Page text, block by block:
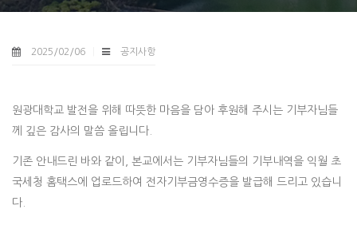
2025/02/06 공지사항
원광대학교 발전을 위해 따뜻한 마음을 담아 후원해 주시는 기부자님들
께 깊은 감사의 말씀 올립니다.
기존 안내드린 바와 같이, 본교에서는 기부자님들의 기부내역을 익월 초
국세청 홈택스에 업로드하여 전자기부금영수증을 발급해 드리고 있습니
다.